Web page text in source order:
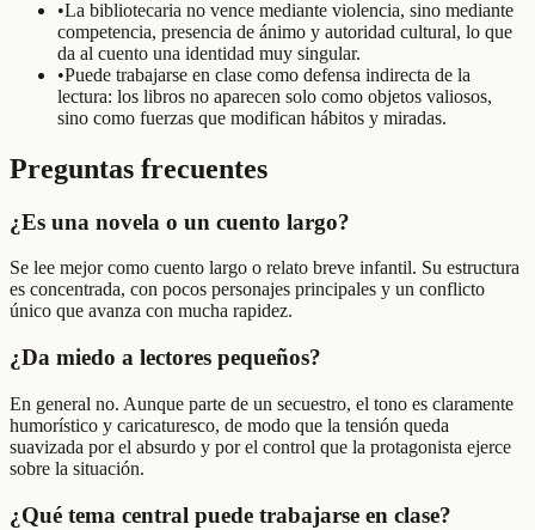
•La bibliotecaria no vence mediante violencia, sino mediante
competencia, presencia de ánimo y autoridad cultural, lo que
da al cuento una identidad muy singular.
•Puede trabajarse en clase como defensa indirecta de la
lectura: los libros no aparecen solo como objetos valiosos,
sino como fuerzas que modifican hábitos y miradas.
Preguntas frecuentes
¿Es una novela o un cuento largo?
Se lee mejor como cuento largo o relato breve infantil. Su estructura
es concentrada, con pocos personajes principales y un conflicto
único que avanza con mucha rapidez.
¿Da miedo a lectores pequeños?
En general no. Aunque parte de un secuestro, el tono es claramente
humorístico y caricaturesco, de modo que la tensión queda
suavizada por el absurdo y por el control que la protagonista ejerce
sobre la situación.
¿Qué tema central puede trabajarse en clase?